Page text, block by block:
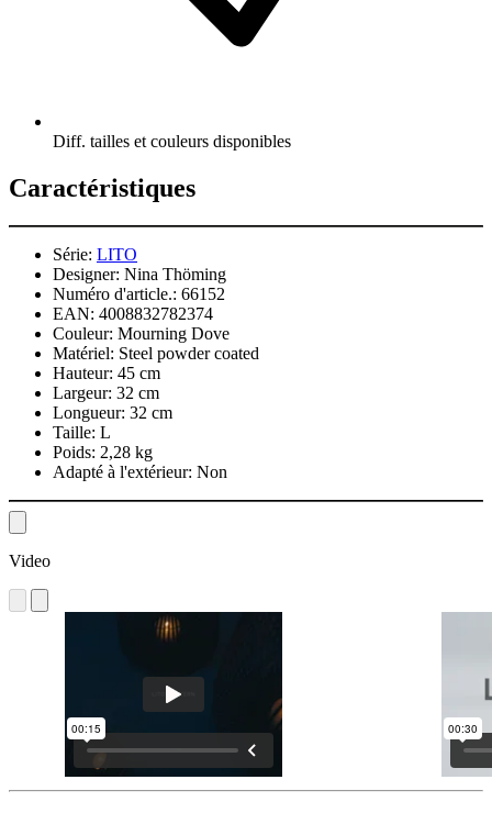
Diff. tailles et couleurs disponibles
Caractéristiques
Série: LITO
Designer: Nina Thöming
Numéro d'article.: 66152
EAN: 4008832782374
Couleur: Mourning Dove
Matériel: Steel powder coated
Hauteur: 45 cm
Largeur: 32 cm
Longueur: 32 cm
Taille: L
Poids: 2,28 kg
Adapté à l'extérieur: Non
Video